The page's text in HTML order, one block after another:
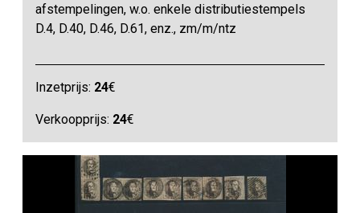
afstempelingen, w.o. enkele distributiestempels
D.4, D.40, D.46, D.61, enz., zm/m/ntz
Inzetprijs: 24€
Verkoopprijs: 24€